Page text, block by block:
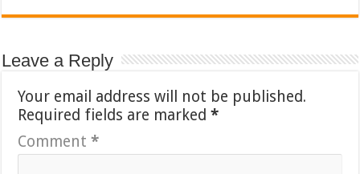
Leave a Reply
Your email address will not be published.
Required fields are marked*
Comment*